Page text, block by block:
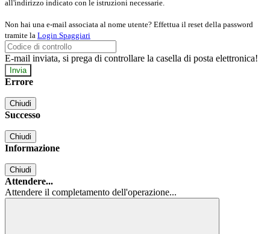
all'indirizzo indicato con le istruzioni necessarie.
Non hai una e-mail associata al nome utente? Effettua il reset della password
tramite la Login Spaggiari
E-mail inviata, si prega di controllare la casella di posta elettronica!
Errore
Chiudi
Successo
Chiudi
Informazione
Chiudi
Attendere...
Attendere il completamento dell'operazione...